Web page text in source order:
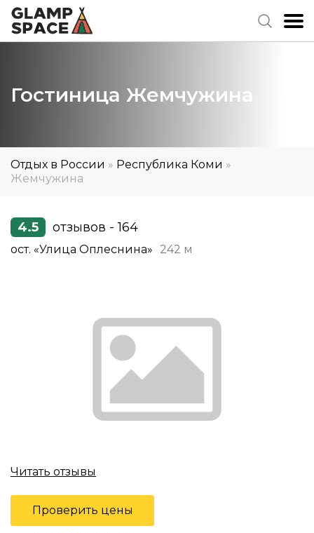
Гостиница Жемчужина
Отдых в России » Республика Коми »
Жемчужина
4.5 отзывов - 164
ост. «Улица Оплеснина» 242 м
Читать отзывы
Проверить цены